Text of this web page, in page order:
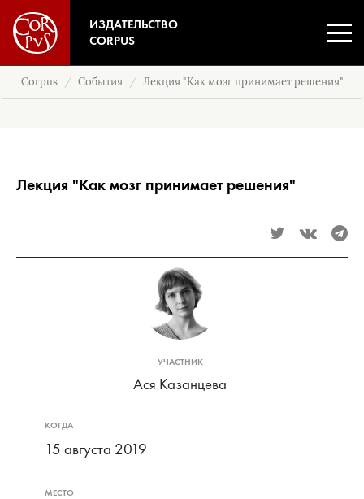
ИЗДАТЕЛЬСТВО
CORPUS
Corpus События Лекция "Как мозг принимает решения"
Лекция "Как мозг принимает решения"
УЧАСТНИК
Ася Казанцева
КОГДА
15 августа 2019
МЕСТО